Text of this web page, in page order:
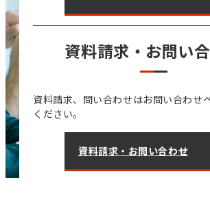
資料請求・お問い
資料請求、問い合わせはお問い合わせ
ください。
資料請求・お問い合わせ